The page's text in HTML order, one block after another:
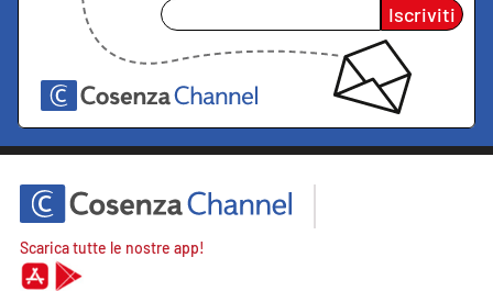
Iscriviti
Scarica tutte le nostre app!